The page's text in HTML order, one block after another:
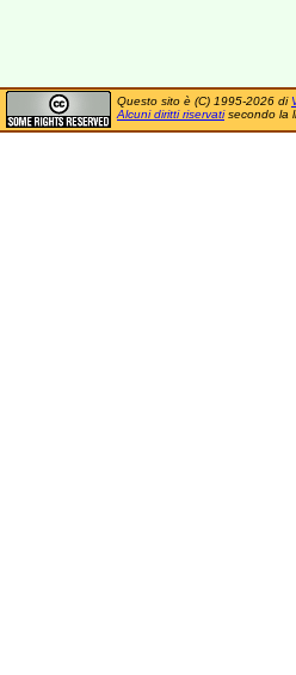
Questo sito è (C) 1995-2026 di
Alcuni diritti riservatisecondo la